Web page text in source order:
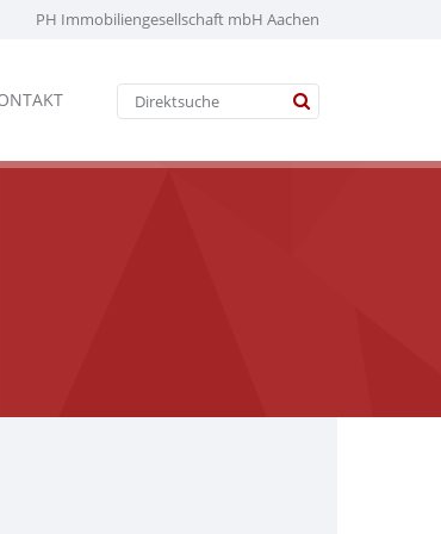
PH Immobiliengesellschaft mbH Aachen